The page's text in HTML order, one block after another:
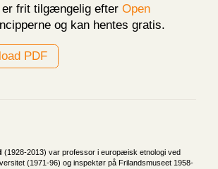
er frit tilgængelig efter Open
og kan hentes gratis.
PDF
(1928-2013) var professor i europæisk etnologi ved
(1971-96) og inspektør på Frilandsmuseet 1958-